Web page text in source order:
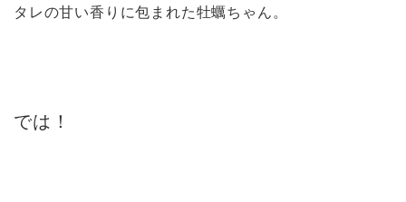
タレの甘い香りに包まれた牡蠣ちゃん。
では！